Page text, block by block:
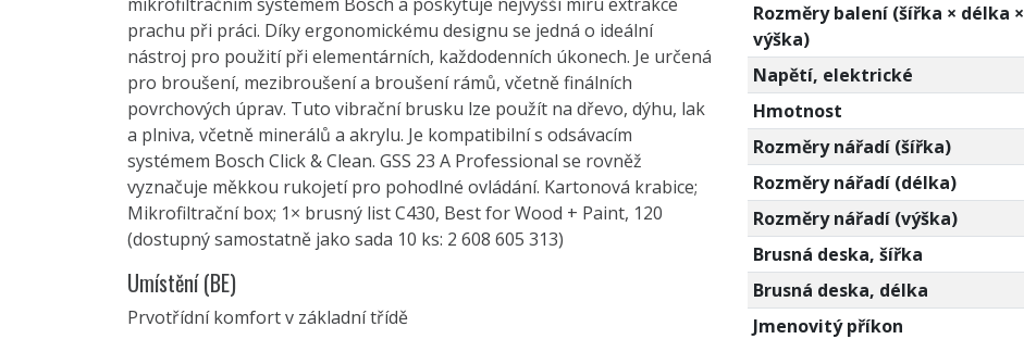
prachu při práci. Díky ergonomickému designu se jedná o ideální
nástroj pro použití při elementárních, každodenních úkonech. Je určená
pro broušení, mezibroušení a broušení rámů, včetně finálních
povrchových úprav. Tuto vibrační brusku lze použít na dřevo, dýhu, lak
a plniva, včetně minerálů a akrylu. Je kompatibilní s odsávacím
systémem Bosch Click & Clean. GSS 23 A Professional se rovněž
vyznačuje měkkou rukojetí pro pohodlné ovládání. Kartonová krabice;
Mikrofiltrační box; 1× brusný list C430, Best for Wood + Paint, 120
(dostupný samostatně jako sada 10 ks: 2 608 605 313)
Umístění (BE)
Prvotřídní komfort v základní třídě
Rozměry balení (šířka × délka ×
výška)
Napětí, elektrické
Hmotnost
Rozměry nářadí (šířka)
Rozměry nářadí (délka)
Rozměry nářadí (výška)
Brusná deska, šířka
Brusná deska, délka
Jmenovitý příkon